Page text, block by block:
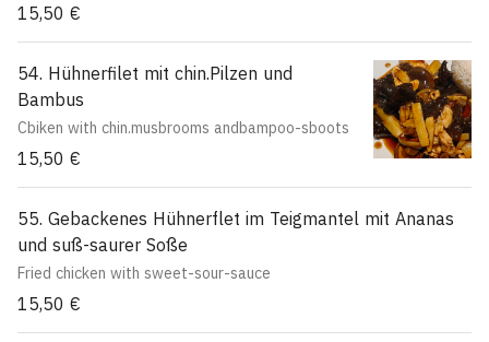
15,50 €
54. Hühnerfilet mit chin.Pilzen und
Bambus
Cbiken with chin.musbrooms andbampoo-sboots
15,50 €
55. Gebackenes Hühnerflet im Teigmantel mit Ananas
und suß-saurer Soße
Fried chicken with sweet-sour-sauce
15,50 €